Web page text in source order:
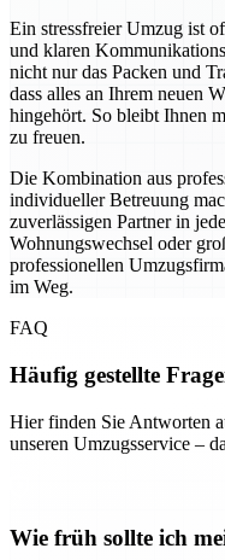
Ein stressfreier Umzug ist
und klaren
nicht nur das Packen und
dass alles an Ihrem neuen
hingehört. So bleibt Ihnen
zu freuen.
Die Kombination aus
individueller Betreuung
zuverlässigen Partner in
Wohnungswechsel oder
professionellen
im Weg.
FAQ
Häufig gestellte
Hier finden Sie Antworten
unseren Umzugsservice –
Wie früh sollte ich